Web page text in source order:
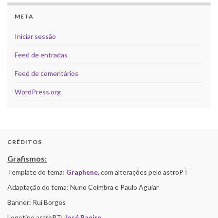
META
Iniciar sessão
Feed de entradas
Feed de comentários
WordPress.org
CRÉDITOS
Grafismos:
Template do tema: Graphene, com alterações pelo astroPT
Adaptação do tema: Nuno Coimbra e Paulo Aguiar
Banner: Rui Borges